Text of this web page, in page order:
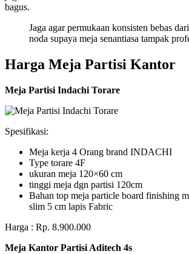
bagus.
Jaga agar permukaan konsisten bebas
noda supaya meja senantiasa tampak
Harga Meja Partisi Kantor
Meja Partisi Indachi Torare
Spesifikasi:
Meja kerja 4 Orang brand INDACHI
Type torare 4F
ukuran meja 120×60 cm
tinggi meja dgn partisi 120cm
Bahan top meja particle board finishing
slim 5 cm lapis Fabric
Harga : Rp. 8.900.000
Meja Kantor Partisi Aditech 4s